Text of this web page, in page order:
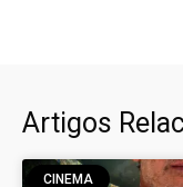
Artigos
CINEMA